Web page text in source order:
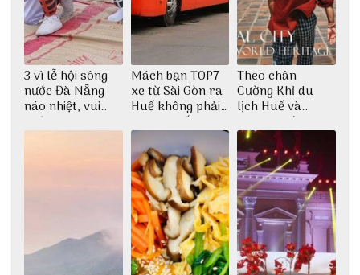
3 vì lễ hội sông
nước Đà Nẵng
náo nhiệt, vui
nhộn
Mách bạn TOP7
xe từ Sài Gòn ra
Huế không phải
ai cũng biết
Theo chân
Cường Khỉ du
lịch Huế và
check-in đúng
những góc chụp
đẹp